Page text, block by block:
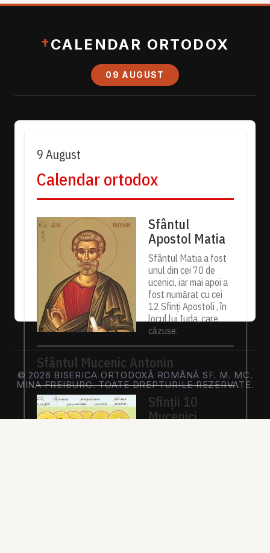
†CALENDAR ORTODOX
09 AUGUST
9 August
Calendar ortodox
Sfântul
Apostol Matia
Sfântul Matia a fost
unul din cei 70 de
ucenici, iar mai apoi a
fost numărat cu cei
12 Sfinți Apostoli , în
locul lui Iuda, care
căzuse.
Sfântul Mucenic Antonin
Sfinții 10
Mucenici
© 2026 BISERICA ORTODOXĂ ROMÂNĂ SF. M. MC.
MINA FREIBURG. TOATE DREPTURILE REZERVATE.